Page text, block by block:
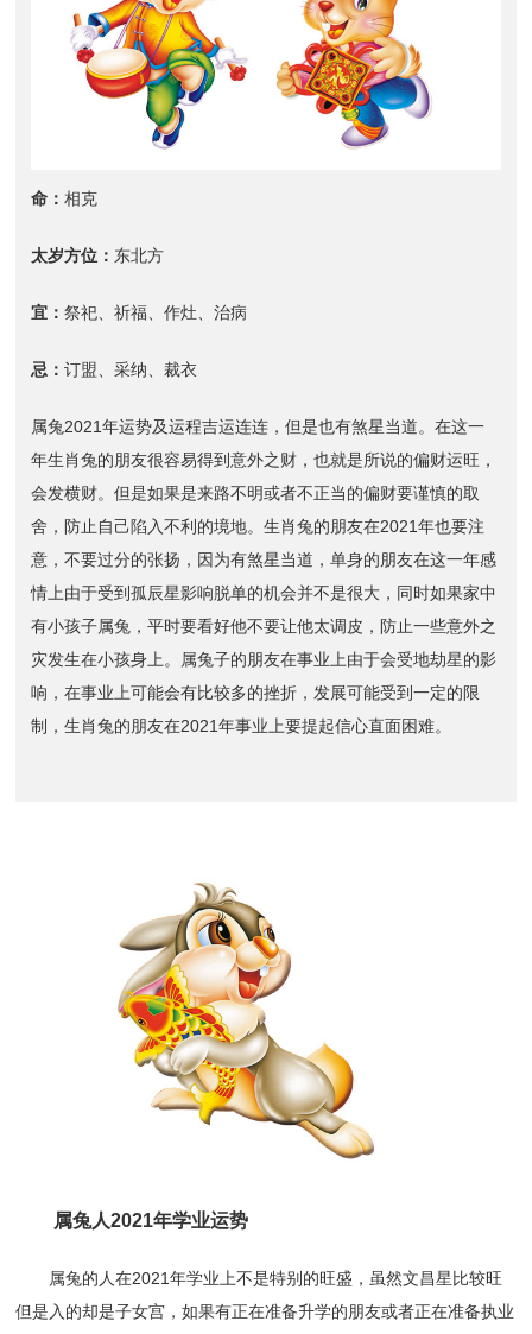
命：相克
太岁方位： 东北方
宜：祭祀、祈福、作灶、治病
忌：订盟、采纳、裁衣
属兔2021年运势及运程吉运连连，但是也有煞星当道。在这一
年生肖兔的朋友很容易得到意外之财，也就是所说的偏财运旺，
会发横财。但是如果是来路不明或者不正当的偏财要谨慎的取
舍，防止自己陷入不利的境地。生肖兔的朋友在2021年也要注
意，不要过分的张扬，因为有煞星当道，单身的朋友在这一年感
情上由于受到孤辰星影响脱单的机会并不是很大，同时如果家中
有小孩子属兔，平时要看好他不要让他太调皮，防止一些意外之
灾发生在小孩身上。属兔子的朋友在事业上由于会受地劫星的影
响，在事业上可能会有比较多的挫折，发展可能受到一定的限
制，生肖兔的朋友在2021年事业上要提起信心直面困难。
属兔人2021年学业运势
属兔的人在2021年学业上不是特别的旺盛，虽然文昌星比较旺
但是入的却是子女宫，如果有正在准备升学的朋友或者正在准备执业